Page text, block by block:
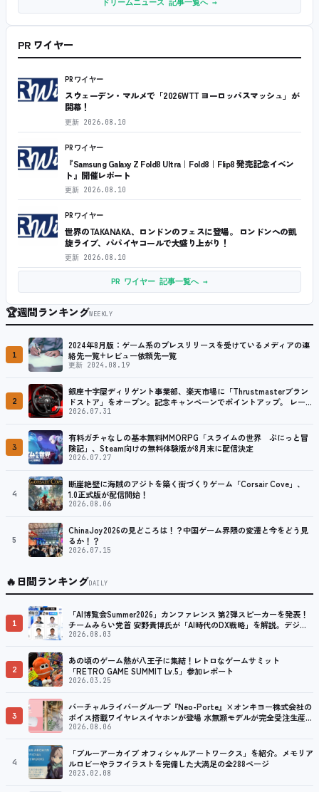
PR ワイヤー
PRワイヤー
スウェーデン・マルメで「2026WTT ヨーロッパスマッシュ」が
開幕！
更新 2026.08.10
PRワイヤー
『Samsung Galaxy Z Fold8 Ultra｜Fold8｜Flip8 発売記念イベン
ト』開催レポート
更新 2026.08.10
PRワイヤー
世界のTAKANAKA、ロンドンのフェスに登場。 ロンドンへの凱
旋ライブ、パパイヤコールで大盛り上がり！
更新 2026.08.10
PR ワイヤー 記事一覧へ →
🏆週間ランキングWEEKLY
1
2024年8月版：ゲーム系のプレスリリースを受けているメディアの連
絡先一覧+レビュー依頼先一覧
更新 2024.08.19
2
銀座十字屋ディリゲント事業部、楽天市場に「Thrustmasterブラン
ドストア」をオープン。記念キャンペーンでポイントアップ。 レーシ
ング／フライトシム向けコントローラーを中心に、幅広くラインナッ
2026.07.31
3
有料ガチャなしの基本無料MMORPG「スライムの世界 ぷにっと冒
険記」、Steam向けの無料体験版が8月末に配信決定
2026.07.27
4
断崖絶壁に海賊のアジトを築く街づくりゲーム「Corsair Cove」、
1.0正式版が配信開始！
2026.08.06
5
ChinaJoy2026の見どころは！？中国ゲーム界隈の変遷と今をどう見
るか！？
2026.07.15
🔥日間ランキングDAILY
1
「AI博覧会Summer2026」カンファレンス 第2弾スピーカーを発表！
チームみらい党首 安野貴博氏が「AI時代のDX戦略」を解説。デジタ
ル庁のガバメントAI、経営・製造・営業のAI活用事例も公開
2026.08.03
2
あの頃のゲーム熱が八王子に集結！レトロなゲームサミット
「RETRO GAME SUMMIT Lv.5」参加レポート
2026.03.25
3
バーチャルライバーグループ『Neo-Porte』×オンキヨー株式会社の
ボイス搭載ワイヤレスイヤホンが登場 水無瀬モデルが完全受注生産で
販売決定！ ８月７日（金）15：00から受注開始
2026.08.06
4
「ブルーアーカイブ オフィシャルアートワークス」を紹介。メモリア
ルロビーやラフイラストを完備した大満足の全288ページ
2023.02.08